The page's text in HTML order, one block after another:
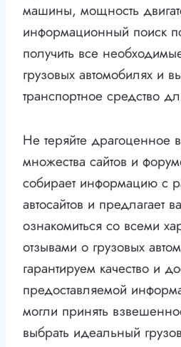
машины, мощность
информационный поиск
получить все
грузовых автомобилях и
транспортное средство
Не теряйте драгоценное
множества сайтов и
собирает информацию с
автосайтов и предлагает
ознакомиться со всеми
отзывами о грузовых
гарантируем качество и
предоставляемой
могли принять
выбрать идеальный